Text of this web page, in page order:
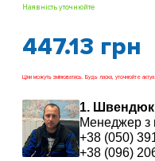
Наявність уточнюйте
447.13 грн
Ціни можуть змінюватись. Будь ласка, уточнюйте
1. Швендюк
Менеджер з
+38 (050)
+38 (096)